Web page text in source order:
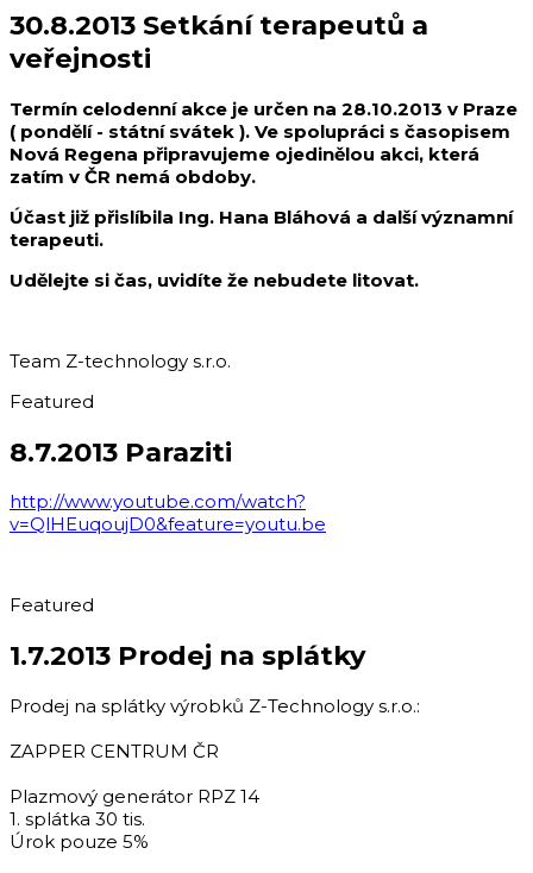
30.8.2013 Setkání terapeutů a
veřejnosti
Termín celodenní akce je určen na 28.10.2013 v Praze
( pondělí - státní svátek ). Ve spolupráci s časopisem
Nová Regena připravujeme ojedinělou akci, která
zatím v ČR nemá obdoby.
Účast již přislíbila Ing. Hana Bláhová a další významní
terapeuti.
Udělejte si čas, uvidíte že nebudete litovat.
Team Z-technology s.r.o.
Featured
8.7.2013 Paraziti
http://www.youtube.com/watch?
v=QlHEuqoujD0&feature=youtu.be
Featured
1.7.2013 Prodej na splátky
Prodej na splátky výrobků Z-Technology s.r.o.:
ZAPPER CENTRUM ČR
Plazmový generátor RPZ 14
1. splátka 30 tis.
Úrok pouze 5%